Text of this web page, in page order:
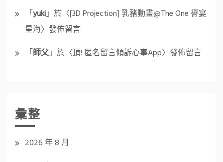
「yuki」於〈[3D Projection] 乳豬動畫@The One 譽宴
星海〉發佈留言
「師父」於〈頂! 匿名留言傾訴心事App〉發佈留言
彙整
2026 年 8 月